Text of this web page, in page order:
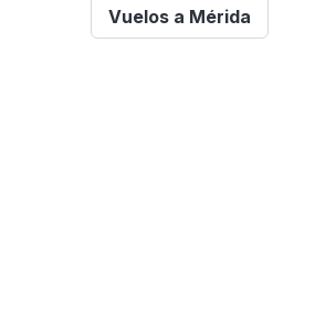
Vuelos a Mérida